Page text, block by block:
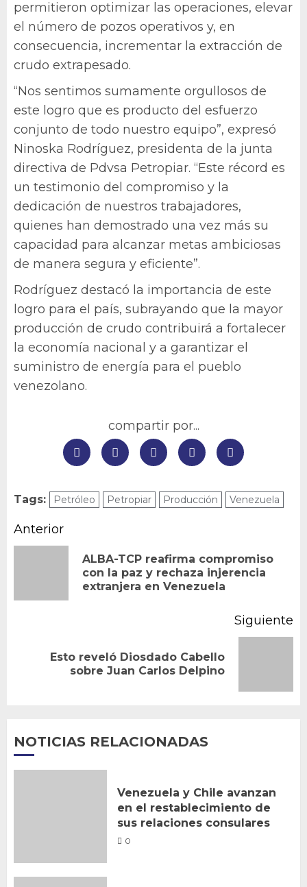
permitieron optimizar las operaciones, elevar
el número de pozos operativos y, en
consecuencia, incrementar la extracción de
crudo extrapesado.
“Nos sentimos sumamente orgullosos de
este logro que es producto del esfuerzo
conjunto de todo nuestro equipo”, expresó
Ninoska Rodríguez, presidenta de la junta
directiva de Pdvsa Petropiar. “Este récord es
un testimonio del compromiso y la
dedicación de nuestros trabajadores,
quienes han demostrado una vez más su
capacidad para alcanzar metas ambiciosas
de manera segura y eficiente”.
Rodríguez destacó la importancia de este
logro para el país, subrayando que la mayor
producción de crudo contribuirá a fortalecer
la economía nacional y a garantizar el
suministro de energía para el pueblo
venezolano.
compartir por...
Tags: Petróleo Petropiar Producción Venezuela
Navegación
entradas
Anterior
ALBA-TCP reafirma compromiso
con la paz y rechaza injerencia
extranjera en Venezuela
Siguiente
SiguienteEsto reveló Diosdado Cabello
sobre Juan Carlos Delpino
NOTICIAS RELACIONADAS
Venezuela y Chile avanzan
en el restablecimiento de
sus relaciones consulares
0